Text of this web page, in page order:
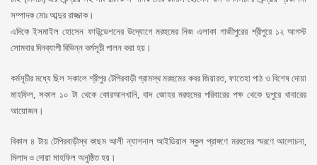
সম্পাদক মোঃ আব্দুর রাজ্জাক।
এদিকে ইসমাইল হোসেন ফাউন্ডেশনের উদ্যোগে মরহুমের নিজ এলাকা গাজীপুরের শ্রীপুরে ১২ আগস্ট
সোমবার দিনব্যাপী বিভিন্ন কর্মসূচী পালন করা হয়।
কর্মসূচীর মধ্যে ছিল সকালে শ্রীপুর টেপিরবাড়ী গ্রামস্থ মরহুমের কবর জিয়ারত, ফাতেহা পাঠ ও বিশেষ দোয়া
মাহফিল, সকাল ১০ টা থেকে কোরআনখানি, বাদ জোহর মরহুমের পরিবারের পক্ষ থেকে দুপুরে খাবারের
আয়োজন।
বিকাল ৪ টায় টেপিরবাড়ীস্থ কাছম আলী ন্যাশনাল আইডিয়াল স্কুল প্রাঙ্গণে মরহুমের স্মরণে আলোচনা,
মিলাদ ও দোয়া মাহফিল অনুষ্ঠিত হয়।